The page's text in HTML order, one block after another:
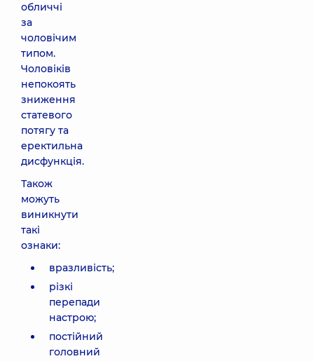
обличчі
за
чоловічим
типом.
Чоловіків
непокоять
зниження
статевого
потягу та
еректильна
дисфункція.
Також
можуть
виникнути
такі
ознаки:
вразливість;
різкі
перепади
настрою;
постійний
головний